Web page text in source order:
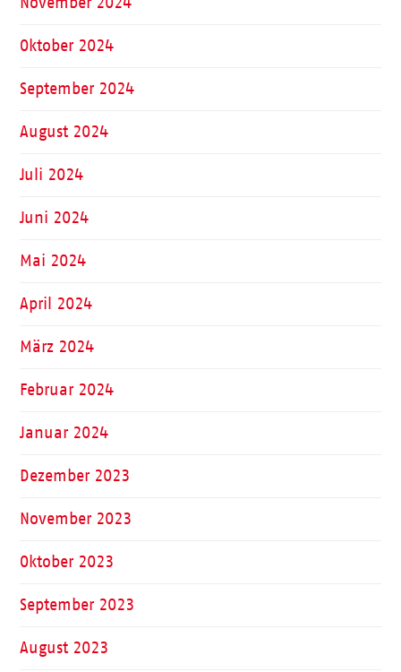
Oktober 2024
September 2024
August 2024
Juli 2024
Juni 2024
Mai 2024
April 2024
März 2024
Februar 2024
Januar 2024
Dezember 2023
November 2023
Oktober 2023
September 2023
August 2023